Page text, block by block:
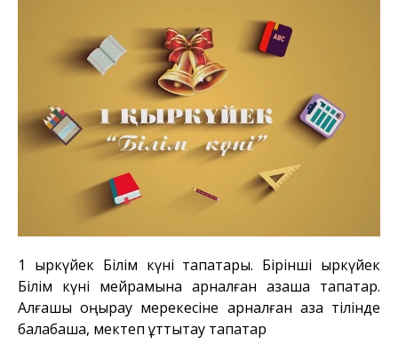
1 қыркүйек Білім күні тақпақтары. Бірінші қыркүйек
Білім күні мейрамына арналған қазақша тақпақтар.
Алғашқы қоңырау мерекесіне арналған қазақ тілінде
балабақша, мектеп құттықтау тақпақтар